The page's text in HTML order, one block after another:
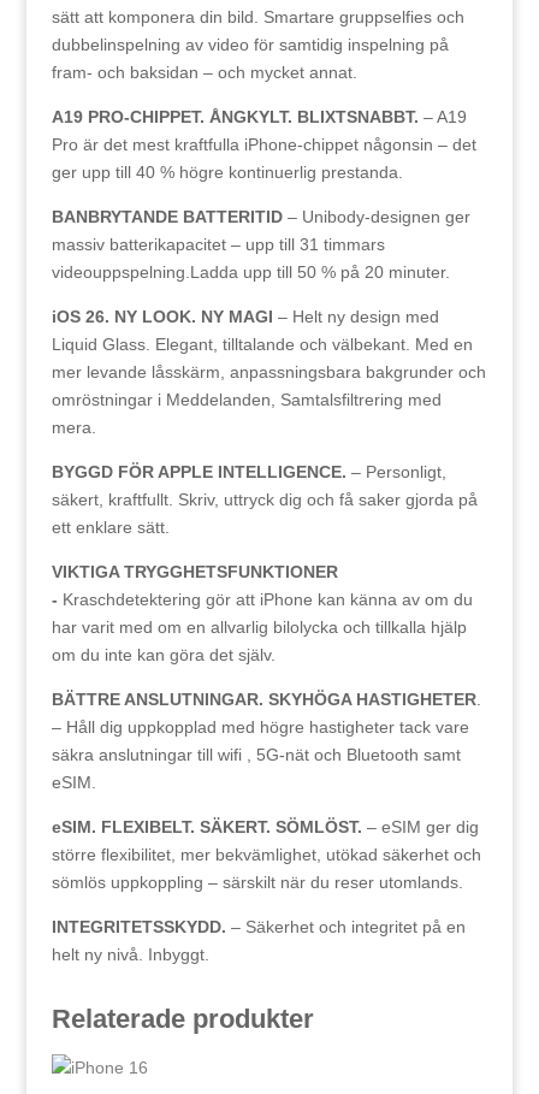
sätt att komponera din bild. Smartare gruppselfies och
dubbelinspelning av video för samtidig inspelning på
fram- och baksidan – och mycket annat.
A19 PRO-CHIPPET. ÅNGKYLT. BLIXTSNABBT. – A19
Pro är det mest kraftfulla iPhone-chippet någonsin – det
ger upp till 40 % högre kontinuerlig prestanda.
BANBRYTANDE BATTERITID – Unibody-designen ger
massiv batterikapacitet – upp till 31 timmars
videouppspelning.Ladda upp till 50 % på 20 minuter.
iOS 26. NY LOOK. NY MAGI – Helt ny design med
Liquid Glass. Elegant, tilltalande och välbekant. Med en
mer levande låsskärm, anpassningsbara bakgrunder och
omröstningar i Meddelanden, Samtalsfiltrering med
mera.
BYGGD FÖR APPLE INTELLIGENCE. – Personligt,
säkert, kraftfullt. Skriv, uttryck dig och få saker gjorda på
ett enklare sätt.
VIKTIGA TRYGGHETSFUNKTIONER
- Kraschdetektering gör att iPhone kan känna av om du
har varit med om en allvarlig bilolycka och tillkalla hjälp
om du inte kan göra det själv.
BÄTTRE ANSLUTNINGAR. SKYHÖGA HASTIGHETER.
– Håll dig uppkopplad med högre hastigheter tack vare
säkra anslutningar till wifi , 5G-nät och Bluetooth samt
eSIM.
eSIM. FLEXIBELT. SÄKERT. SÖMLÖST. – eSIM ger dig
större flexibilitet, mer bekvämlighet, utökad säkerhet och
sömlös uppkoppling – särskilt när du reser utomlands.
INTEGRITETSSKYDD. – Säkerhet och integritet på en
helt ny nivå. Inbyggt.
Relaterade produkter